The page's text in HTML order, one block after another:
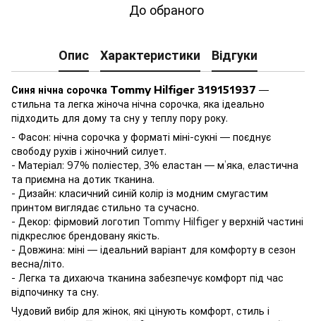
До обраного
Опис Характеристики Відгуки
Синя нічна сорочка Tommy Hilfiger 319151937 —
стильна та легка жіноча нічна сорочка, яка ідеально
підходить для дому та сну у теплу пору року.
- Фасон: нічна сорочка у форматі міні-сукні — поєднує
свободу рухів і жіночний силует.
- Матеріал: 97% поліестер, 3% еластан — м’яка, еластична
та приємна на дотик тканина.
- Дизайн: класичний синій колір із модним смугастим
принтом виглядає стильно та сучасно.
- Декор: фірмовий логотип Tommy Hilfiger у верхній частині
підкреслює брендовану якість.
- Довжина: міні — ідеальний варіант для комфорту в сезон
весна/літо.
- Легка та дихаюча тканина забезпечує комфорт під час
відпочинку та сну.
Чудовий вибір для жінок, які цінують комфорт, стиль і